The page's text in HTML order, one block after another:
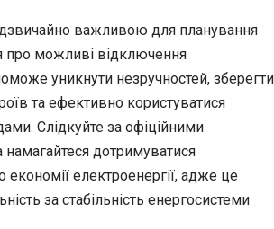
важливою для планування
про можливі відключення
уникнути незручностей, зберегти
та ефективно користуватися
Слідкуйте за офіційними
дотримуватися
електроенергії, адже це
за стабільність енергосистеми